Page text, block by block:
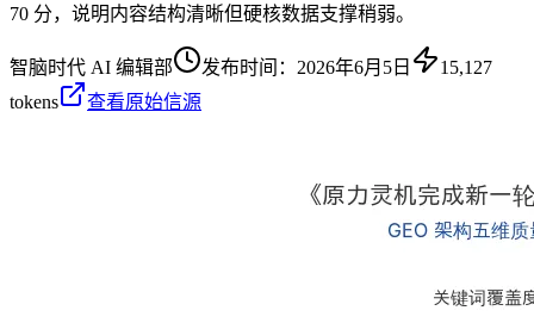
70 分，说明内容结构清晰但硬核数据支撑稍弱。
智脑时代 AI 编辑部 发布时间： 2026年6月5日
15,127
tokens
查看原始信源